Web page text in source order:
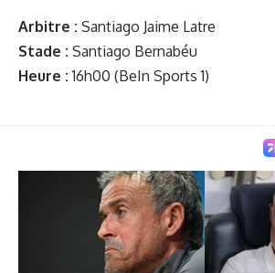
Arbitre : Santiago Jaime Latre
Stade : Santiago Bernabéu
Heure : 16h00 (BeIn Sports 1)